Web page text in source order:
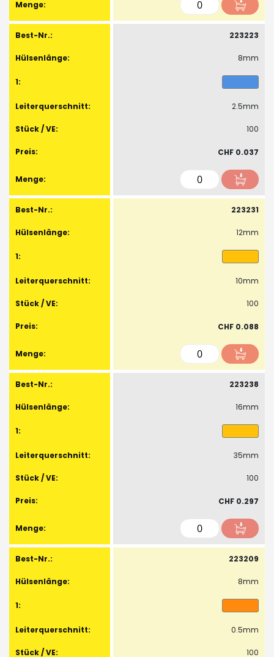
223223
8mm
2.5mm
100
CHF 0.037
223231
12mm
10mm
100
CHF 0.088
223238
16mm
35mm
100
CHF 0.297
223209
8mm
0.5mm
100